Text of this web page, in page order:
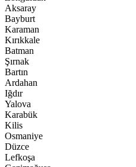
Aksaray
Bayburt
Karaman
Kırıkkale
Batman
Şırnak
Bartın
Ardahan
Iğdır
Yalova
Karabük
Kilis
Osmaniye
Düzce
Lefkoşa